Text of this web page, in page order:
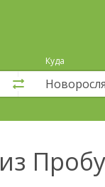
Куда
из